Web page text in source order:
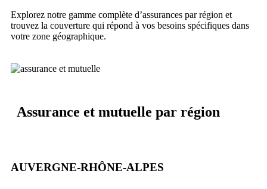
Explorez notre gamme complète d’assurances par région et
trouvez la couverture qui répond à vos besoins spécifiques dans
votre zone géographique.
Assurance et mutuelle par région
AUVERGNE-RHÔNE-ALPES